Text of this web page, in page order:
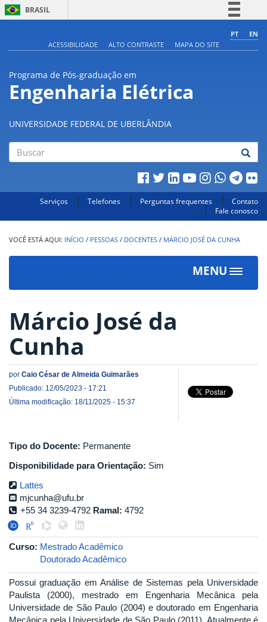
BRASIL
Comunica BR
Acesso à informação
Legislação
PT
EN
ACESSIBILIDADE
ALTO CONTRASTE MAPA DO SITE
Programa de Pós-graduação em
Engenharia Elétrica
UNIVERSIDADE FEDERAL DE UBERLÂNDIA
Serviços Telefones Perguntas frequentes
Contato
Fale conosco
INÍCIO / PESSOAS / DOCENTES / MÁRCIO JOSÉ DA CUNHA
MENU
Toggle
Márcio José da
Cunha
por Caio César de Almeida Guimarães
Publicado: 12/05/2023 - 17:21
Última modificação: 18/11/2025 - 15:37
Tipo do Docente: Permanente
Disponibilidade para Orientação: Sim
Lattes
mjcunha@ufu.br
+55 34 3239-4792 Ramal: 4792
Curso: Mestrado Acadêmico
Doutorado Acadêmico
Possui graduação em Análise de Sistemas pela Universidade
Paulista (2000), mestrado em Engenharia Mecânica pela
Universidade de São Paulo (2004) e doutorado em Engenharia
Mecânica pela Universidade de São Paulo (2011). Atualmente é